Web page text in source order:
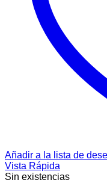
Añadir a la lista de
Vista Rápida
Sin existencias